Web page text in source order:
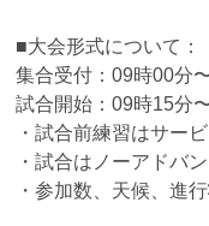
■大会形式について：
集合受付：09時00分
試合開始：09時15分
・試合前練習はサー
・試合はノーアドバ
・参加数、天候、進